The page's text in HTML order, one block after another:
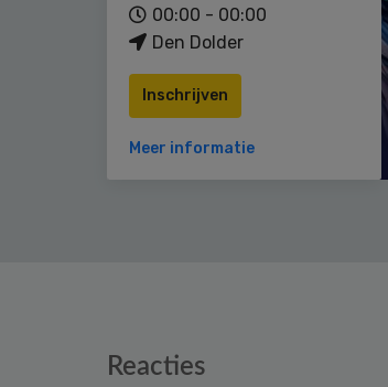
00:00 - 00:00
Den Dolder
Inschrijven
Meer informatie
Reacties